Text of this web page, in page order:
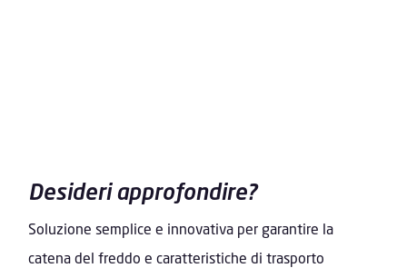
Desideri approfondire?
Soluzione semplice e innovativa per garantire la
catena del freddo e caratteristiche di trasporto